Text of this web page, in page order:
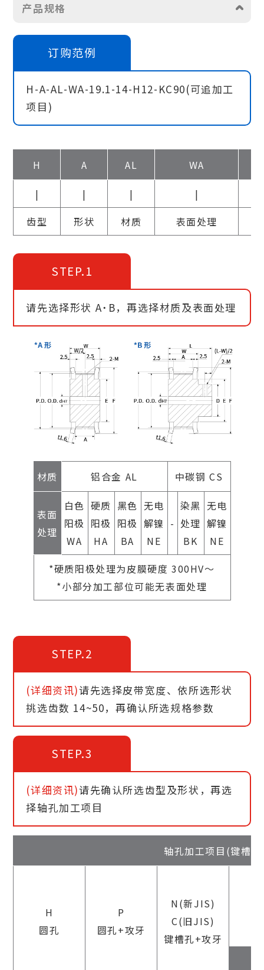
产品规格
订购范例
H-A-AL-WA-19.1-14-H12-KC90(可追加工
项目)
H A AL WA
| | |
|
齿型
形状 材质 表面处理
STEP.1
请先选择形状 A˙B，再选择材质及表面处理
材质 铝合金 AL 中碳钢 CS
表面
处理
白色
阳极
WA
硬质
阳极
HA
黑色
阳极
BA
无电
解镍
NE
-
染黑
处理
BK
无电
解镍
NE
*硬质阳极处理为皮膜硬度 300HV～
*小部分加工部位可能无表面处理
STEP.2
(详细资讯)请先选择皮带宽度、依所选形状
挑选齿数 14~50，再确认所选规格参数
STEP.3
(详细资讯)请先确认所选齿型及形状，再选
择轴孔加工项目
轴孔加工项目(键槽
H
圆孔
P
圆孔+攻牙
N(新JIS)
C(旧JIS)
键槽孔+攻牙